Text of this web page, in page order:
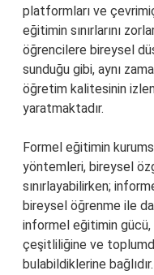
platformları ve
eğitimin sınırlarını
öğrencilere bireysel
sunduğu gibi, aynı
öğretim kalitesinin
yaratmaktadır.
Formel eğitimin
yöntemleri, bireysel
sınırlayabilirken;
bireysel öğrenme ile
informel eğitimin gücü,
çeşitliliğine ve
bulabildiklerine bağlıdır.